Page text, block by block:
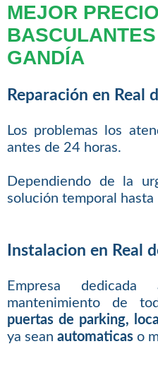
MEJOR
GANDÍA
Reparación en Real
Los problemas los
antes de 24 horas.
Dependiendo de la
solución temporal hasta
Instalacion en Real
Empresa
mantenimiento de
puertas de parking,
ya sean automaticaso